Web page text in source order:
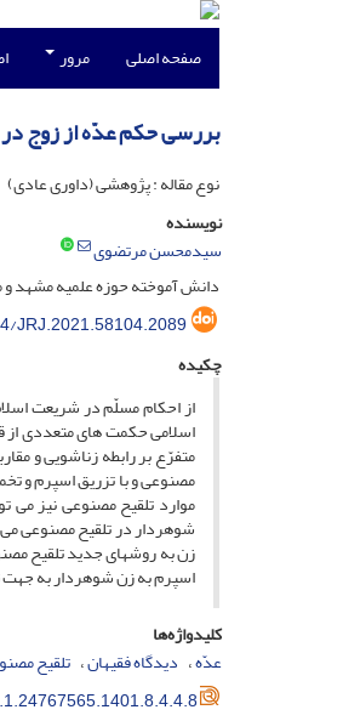
صفحه اصلی مرور
بررسی حکم عدّه از زوج در
نوع مقاله : پژوهشی (داوری عادی)
نویسنده
سیدمحسن مرتضوی
دانش آموخته حوزه علمیه مشهد و
JRJ.2021.58104.2089
چکیده
از احکام مسلّم در شریعت
اسلامی حکمت های متعددی از
متفرّع بر رابطه زناشویی و
مصنوعی و با تزریق اسپرم و
موارد تلقیح مصنوعی نیز
شوهردار در تلقیح مصنوعی
زن به روشهای جدید تلقیح
اسپرم به زن شوهردار به جهت
کلیدواژه‌ها
عدّه دیدگاه فقیهان تلقیح